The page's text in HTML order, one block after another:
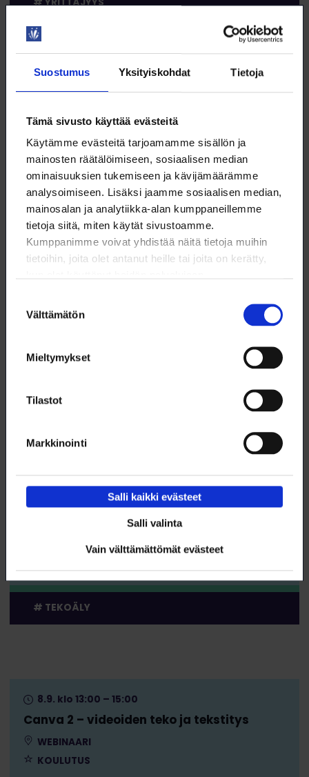
Suostumus Yksityiskohdat Tietoja
Tämä sivusto käyttää evästeitä
Käytämme evästeitä tarjoamamme sisällön ja
mainosten räätälöimiseen, sosiaalisen median
ominaisuuksien tukemiseen ja kävijämäärämme
analysoimiseen. Lisäksi jaamme sosiaalisen median,
mainosalan ja analytiikka-alan kumppaneillemme
tietoja siitä, miten käytät sivustoamme.
Kumppanimme voivat yhdistää näitä tietoja muihin
tietoihin, joita olet antanut heille tai joita on kerätty,
valinta
Välttämätön
Mieltymykset
Tilastot
Markkinointi
Salli kaikki evästeet
Salli valinta
Vain välttämättömät evästeet
Power BI – raportointi pilvipalvelussa
8.9. klo 9:00 – 11:00
WEBINAARI
KOULUTUS
DIGITAIDOT
Excel – perusteet
KOULUTUS
DIGITAIDOT
Claude 2 – kirjoittaminen ja työskentely
8.9. klo 13:00 – 13:45
TEKOÄLY
Canva 2 – videoiden teko ja tekstitys
8.9. klo 13:00 – 15:00
WEBINAARI
KOULUTUS